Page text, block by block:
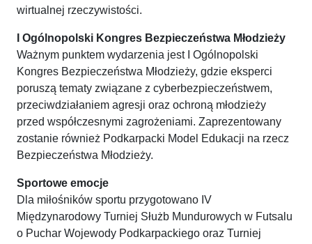
wirtualnej rzeczywistości.
I Ogólnopolski Kongres Bezpieczeństwa Młodzieży
Ważnym punktem wydarzenia jest I Ogólnopolski
Kongres Bezpieczeństwa Młodzieży, gdzie eksperci
poruszą tematy związane z cyberbezpieczeństwem,
przeciwdziałaniem agresji oraz ochroną młodzieży
przed współczesnymi zagrożeniami. Zaprezentowany
zostanie również Podkarpacki Model Edukacji na rzecz
Bezpieczeństwa Młodzieży.
Sportowe emocje
Dla miłośników sportu przygotowano IV
Międzynarodowy Turniej Służb Mundurowych w Futsalu
o Puchar Wojewody Podkarpackiego oraz Turniej